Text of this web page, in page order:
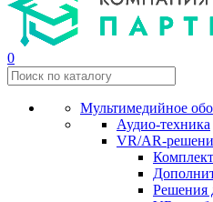
0
Мультимедийное
Аудио-техника
VR/AR-
Решения